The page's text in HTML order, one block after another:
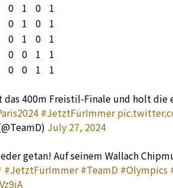
0 1 0
1
0 1 0
1
0 1 0
1
0 0 1
1
0 0 1
1
das 400m Freistil-Finale und holt die
#JetztFürImmer
July 27, 2024
getan! Auf seinem Wallach
#JetztFürImmer #TeamD #Olympics